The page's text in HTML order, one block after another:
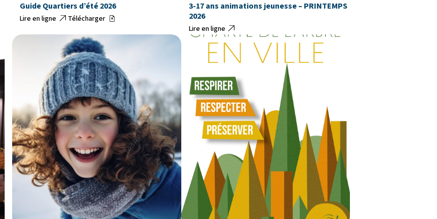
Guide Quartiers d’été 2026
Lire en ligne Télécharger
3-17 ans animations jeunesse – PRINTEMPS
2026
Lire en ligne